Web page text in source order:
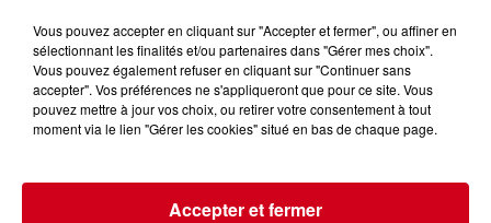
LE JOURNAL DU 26/05/2026 : UN NOUVEAU
PORTIQUE POUR LES JARDINS PARTAGÉS DE
SAINT-GIRONS
Un nouveau portique pour les jardins partagés de Saint-
Vous pouvez accepter en cliquant sur "Accepter et fermer", ou affiner en
sélectionnant les finalités et/ou partenaires dans "Gérer mes choix".
Vous pouvez également refuser en cliquant sur "Continuer sans
accepter". Vos préférences ne s'appliqueront que pour ce site. Vous
pouvez mettre à jour vos choix, ou retirer votre consentement à tout
moment via le lien "Gérer les cookies" situé en bas de chaque page.
Accepter et fermer